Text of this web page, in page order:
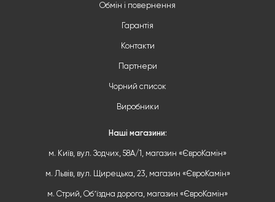
Обмін і повернення
Гарантія
Контакти
Партнери
Чорний список
Виробники
Наші магазини:
м. Київ, вул. Зодчих, 58А/1, магазин «ЄвроКамін»
м. Львів, вул. Щирецька, 23, магазин «ЄвроКамін»
м. Стрий, Обʼїздна дорога, магазин «ЄвроКамін»